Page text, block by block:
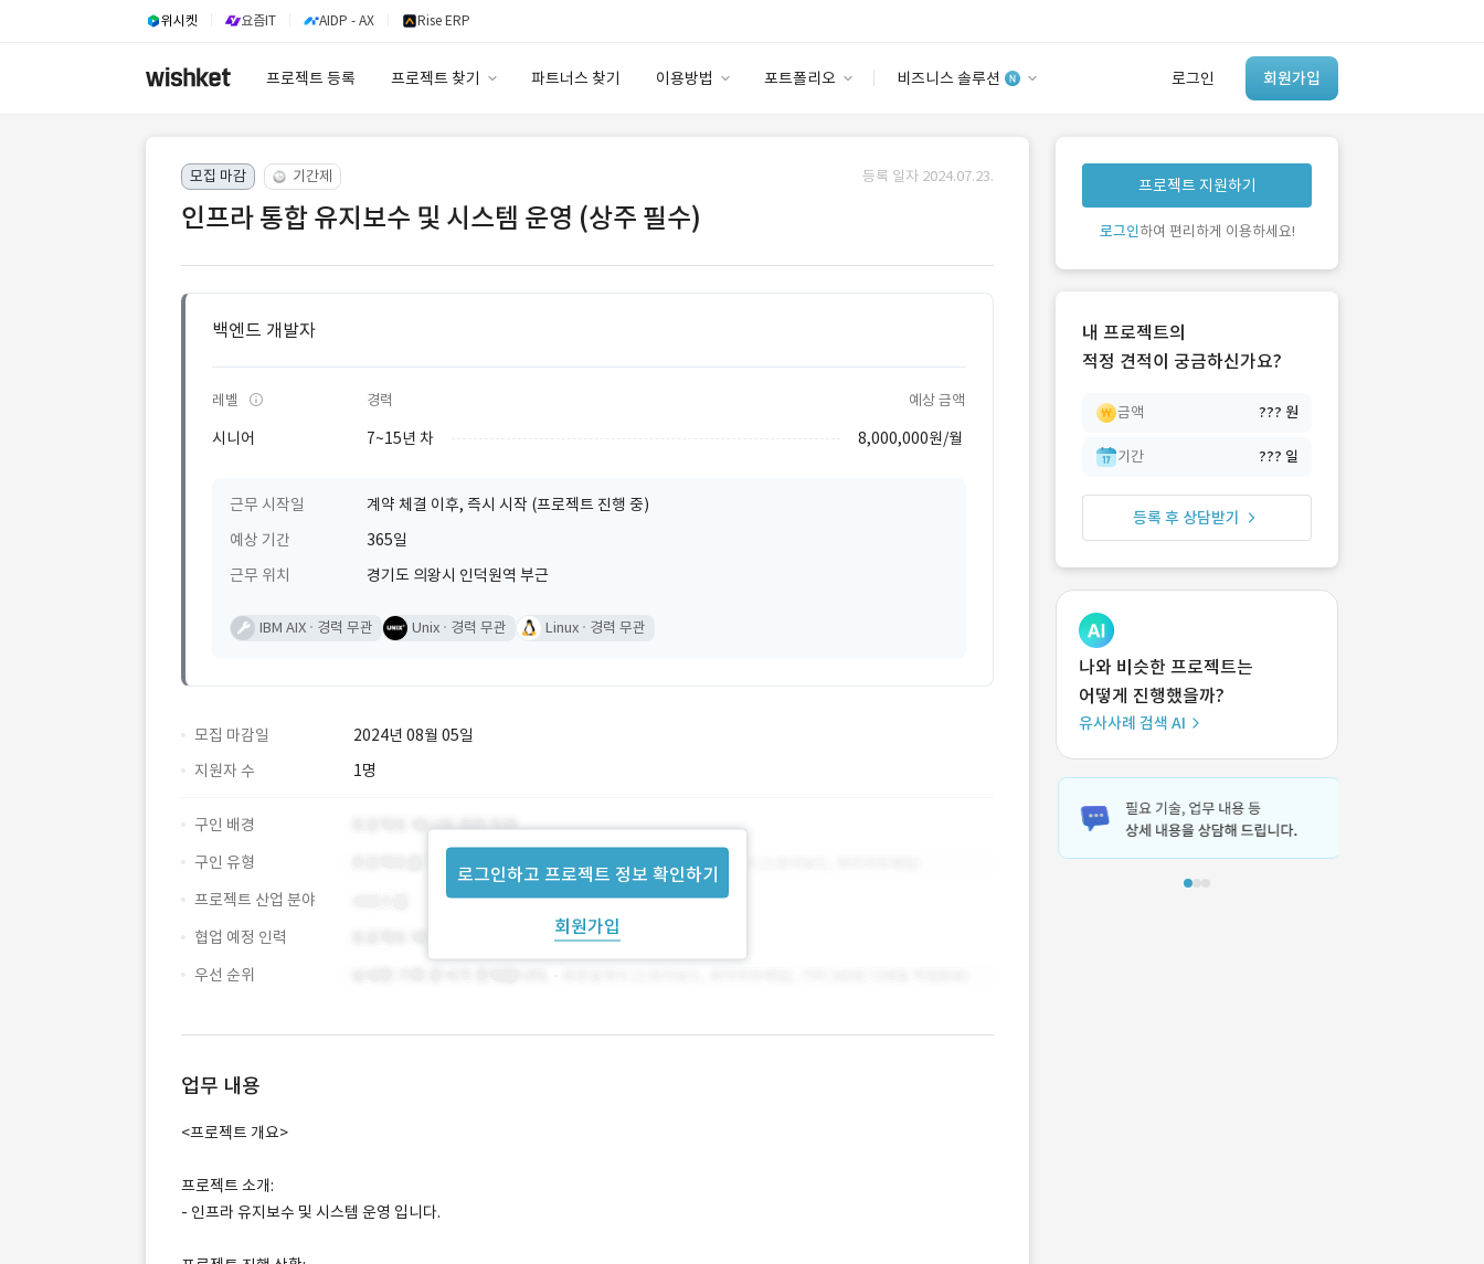
위시켓 요즘IT AIDP - AX Rise ERP
프로젝트 등록 프로젝트 찾기 파트너스 찾기 이용방법 포트폴리오 비즈니스 솔루션 로그인 회원가입
이용요금
고객센터
안심 코드 케어
유사사례 검색 AI
‘이런 거’ 만들어본
개발 회사 있어?
모집 마감 기간제 등록 일자 2024.07.23.
인프라 통합 유지보수 및 시스템 운영 (상주 필수)
백엔드 개발자
레벨 경력 예상 금액
시니어 7~15년 차 8,000,000원/월
근무 시작일
계약 체결 이후, 즉시 시작 (프로젝트 진행 중)
예상 기간
365일
근무 위치
경기도 의왕시 인덕원역 부근
IBM AIX 경력 무관 Unix 경력 무관 Linux 경력 무관
모집 마감일
2024년 08월 05일
지원자 수
1명
로그인하고 프로젝트 정보 확인하기
회원가입
구인 배경
구인 유형
프로젝트 산업 분야
협업 예정 인력
우선 순위
업무 내용
<프로젝트 개요>
프로젝트 소개:
- 인프라 유지보수 및 시스템 운영 입니다.
프로젝트 지원하기
로그인하여 편리하게 이용하세요!
내 프로젝트의
적정 견적이 궁금하신가요?
금액 ??? 원
기간 ??? 일
등록 후 상담받기
나와 비슷한 프로젝트는
어떻게 진행했을까?
유사사례 검색 AI